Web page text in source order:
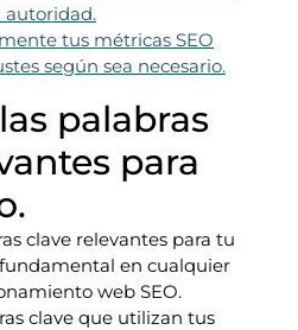
autoridad.
tus métricas SEO
según sea necesario.
palabras
para
clave relevantes para tu
en cualquier
web SEO.
clave que utilizan tus